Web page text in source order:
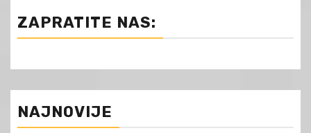
ZAPRATITE NAS:
NAJNOVIJE